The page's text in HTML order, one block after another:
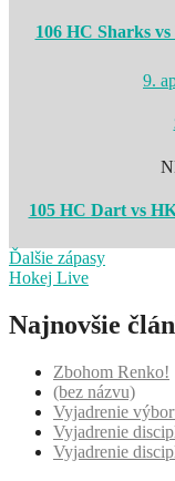
106 HC Sharks
9.
105 HC Dart vs
Ďalšie zápasy
Hokej Live
Najnovšie
Zbohom Renko!
(bez názvu)
Vyjadrenie
Vyjadrenie
Vyjadrenie